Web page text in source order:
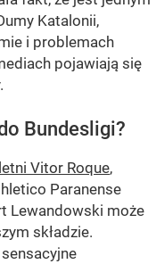
Katalonii,
i problemach
pojawiają się
Bundesligi?
Vitor Roque,
Paranense
Lewandowski może
składzie.